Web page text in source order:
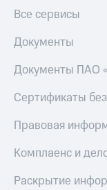
Все сервисы
Документы
Документы ПАО
Сертификаты
Правовая
Комплаенс и
Раскрытие